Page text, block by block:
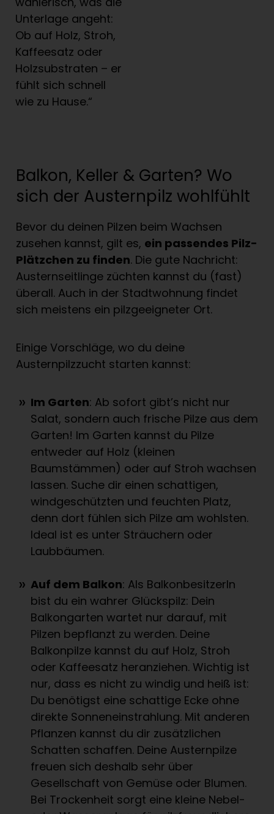
Unterlage angeht:
Ob auf Holz, Stroh,
Kaffeesatz oder
Holzsubstraten – er
fühlt sich schnell
wie zu Hause.“
Balkon, Keller & Garten? Wo
sich der Austernpilz wohlfühlt
Bevor du deinen Pilzen beim Wachsen
zusehen kannst, gilt es, ein passendes Pilz-
Plätzchen zu finden. Die gute Nachricht:
Austernseitlinge züchten kannst du (fast)
überall. Auch in der Stadtwohnung findet
sich meistens ein pilzgeeigneter Ort.
Einige Vorschläge, wo du deine
Austernpilzzucht starten kannst:
Im Garten: Ab sofort gibt’s nicht nur
Salat, sondern auch frische Pilze aus dem
Garten! Im Garten kannst du Pilze
entweder auf Holz (kleinen
Baumstämmen) oder auf Stroh wachsen
lassen. Suche dir einen schattigen,
windgeschützten und feuchten Platz,
denn dort fühlen sich Pilze am wohlsten.
Ideal ist es unter Sträuchern oder
Laubbäumen.
Auf dem Balkon: Als BalkonbesitzerIn
bist du ein wahrer Glückspilz: Dein
Balkongarten wartet nur darauf, mit
Pilzen bepflanzt zu werden. Deine
Balkonpilze kannst du auf Holz, Stroh
oder Kaffeesatz heranziehen. Wichtig ist
nur, dass es nicht zu windig und heiß ist:
Du benötigst eine schattige Ecke ohne
direkte Sonneneinstrahlung. Mit anderen
Pflanzen kannst du dir zusätzlichen
Schatten schaffen. Deine Austernpilze
freuen sich deshalb sehr über
Gesellschaft von Gemüse oder Blumen.
Bei Trockenheit sorgt eine kleine Nebel-